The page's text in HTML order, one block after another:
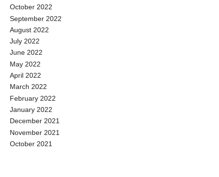
October 2022
September 2022
August 2022
July 2022
June 2022
May 2022
April 2022
March 2022
February 2022
January 2022
December 2021
November 2021
October 2021